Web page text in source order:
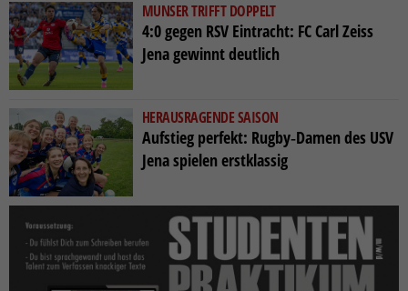
MUNSER TRIFFT DOPPELT
4:0 gegen RSV Eintracht: FC Carl Zeiss
Jena gewinnt deutlich
HERAUSRAGENDE SAISON
Aufstieg perfekt: Rugby‑Damen des USV
Jena spielen erstklassig